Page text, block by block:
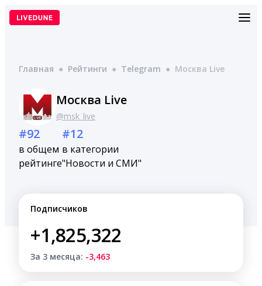
Перейти
Главная ● Рейтинги ● Telegram ● Москва Live
Москва Live
@msk_live
#92
в общем
рейтинге
#12
в категории
"Новости и СМИ"
Подписчиков
+1,825,322
За 3 месяца: -3,463